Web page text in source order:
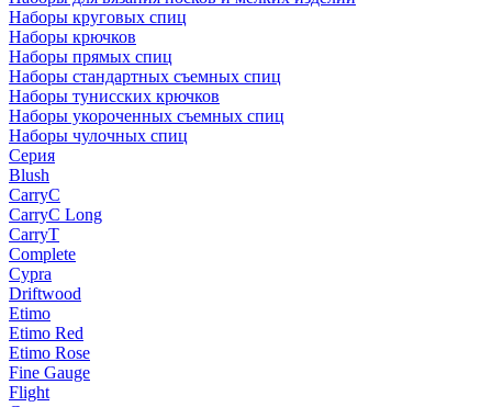
Наборы круговых спиц
Наборы крючков
Наборы прямых спиц
Наборы стандартных съемных спиц
Наборы тунисских крючков
Наборы укороченных съемных спиц
Наборы чулочных спиц
Серия
Blush
CarryC
CarryC Long
CarryT
Complete
Cypra
Driftwood
Etimo
Etimo Red
Etimo Rose
Fine Gauge
Flight